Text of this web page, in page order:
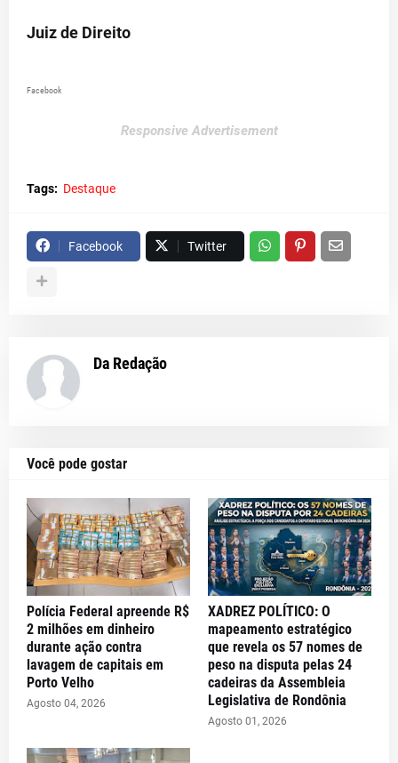
Juiz de Direito
Facebook
Responsive Advertisement
Tags: Destaque
Facebook Twitter
Da Redação
Você pode gostar
Polícia Federal apreende R$
2 milhões em dinheiro
durante ação contra
lavagem de capitais em
Porto Velho
Agosto 04, 2026
XADREZ POLÍTICO: O
mapeamento estratégico
que revela os 57 nomes de
peso na disputa pelas 24
cadeiras da Assembleia
Legislativa de Rondônia
Agosto 01, 2026